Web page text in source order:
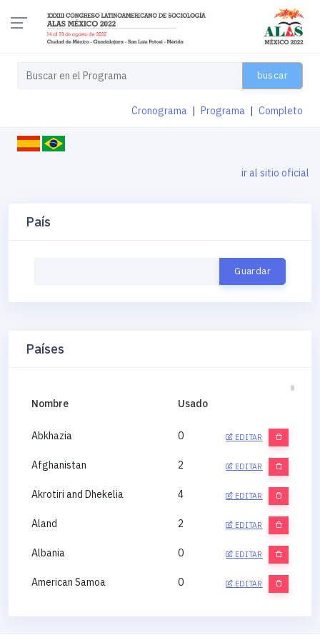
buscar
Cronograma Programa Completo
ir al sitio oficial
País
Países
Nombre Usado
Abkhazia 0 EDITAR
Afghanistan 2 EDITAR
Akrotiri and Dhekelia 4 EDITAR
Aland 2 EDITAR
Albania 0 EDITAR
American Samoa 0 EDITAR